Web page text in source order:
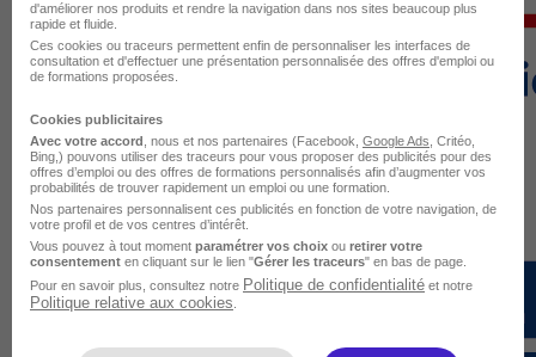
d'améliorer nos produits et rendre la navigation dans nos sites beaucoup plus
rapide et fluide.
Ces cookies ou traceurs permettent enfin de personnaliser les interfaces de
consultation et d'effectuer une présentation personnalisée des offres d'emploi ou
de formations proposées.
Cookies publicitaires
Avec votre accord , nous et nos partenaires (Facebook, Google Ads , Critéo,
Bing,) pouvons utiliser des traceurs pour vous proposer des publicités pour des
offres d’emploi ou des offres de formations personnalisés afin d’augmenter vos
probabilités de trouver rapidement un emploi ou une formation.
Nos partenaires personnalisent ces publicités en fonction de votre navigation, de
votre profil et de vos centres d’intérêt.
Vous pouvez à tout moment paramétrer vos choix ou retirer votre
consentement en cliquant sur le lien "Gérer les traceurs" en bas de page.
Pour en savoir plus, consultez notre Politique de confidentialité et notre
Politique relative aux cookies